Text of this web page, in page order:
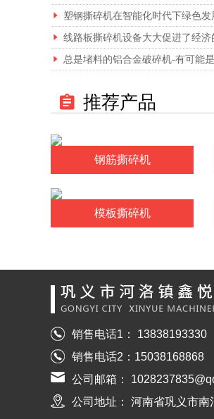
塑钢撕碎机在智能化时代下绿色发
线路板撕碎机设备大大促进了经济
总是堵料的铝合金破碎机-有可能
推荐产品
钢筋撕碎机
模板撕碎机
销售电话1： 13838193330
销售电话2：15038168868
公司邮箱：
公司地址： 河南省巩义市南